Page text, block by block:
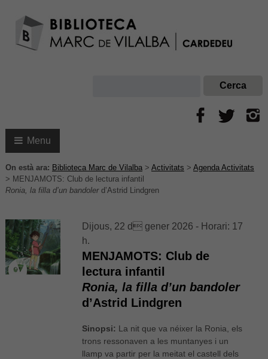
Menu
On està ara: Biblioteca Marc de Vilalba> Activitats > Agenda Activitats
> MENJAMOTS: Club de lectura infantil
Ronia, la filla d’un bandolerd’Astrid Lindgren
Dijous, 22 d gener 2026 - Horari: 17
h.
MENJAMOTS: Club de
lectura infantil
Ronia, la filla d’un bandoler
d’Astrid Lindgren
Sinopsi: La nit que va néixer la Ronia, els
trons ressonaven a les muntanyes i un
llamp va partir per la meitat el castell dels